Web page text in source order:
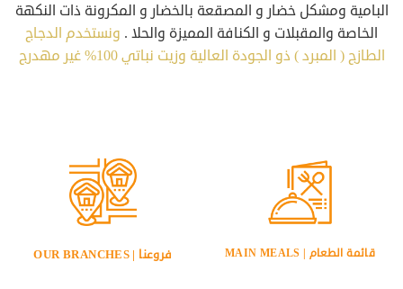
البامية ومشكل خضار و المصقعة بالخضار و المكرونة ذات النكهة
الخاصة والمقبلات و الكنافة المميزة والحلا . ونستخدم الدجاج
الطازج ( المبرد ) ذو الجودة العالية وزيت نباتي 100% غير مهدرج
قائمة الطعام | MAIN MEALS فروعنا | OUR BRANCHES